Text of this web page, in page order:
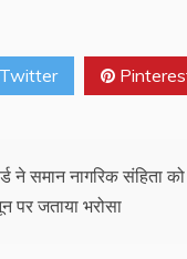
Twitter
ने समान नागरिक संहिता को
पर जताया भरोसा